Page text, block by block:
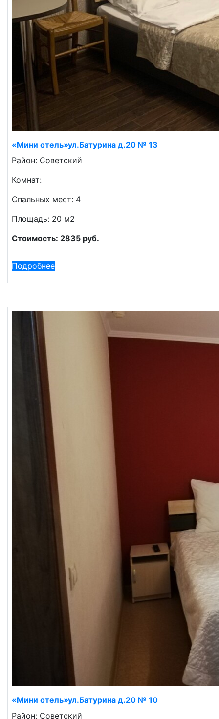
«Мини отель»ул.Батурина д.20 № 13
Район: Советский
Комнат:
Спальных мест: 4
Площадь: 20 м2
Стоимость: 2835 руб.
Подробнее
«Мини отель»ул.Батурина д.20 № 10
Район: Советский